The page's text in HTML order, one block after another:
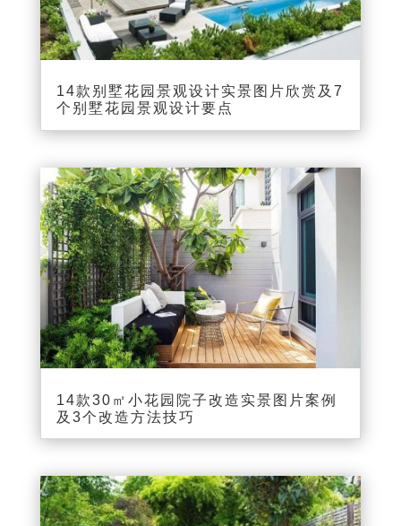
14款别墅花园景观设计实景图片欣赏及7
个别墅花园景观设计要点
14款30㎡小花园院子改造实景图片案例
及3个改造方法技巧